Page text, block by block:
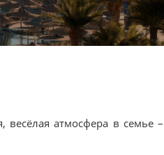
атмосфера в семье –